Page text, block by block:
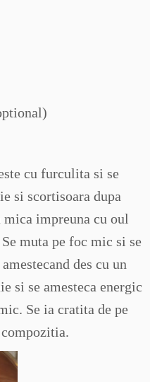
cu furculita si se
si scortisoara dupa
impreuna cu oul
muta pe foc mic si se
des cu un
si se amesteca energic
Se ia cratita de pe
compozitia.